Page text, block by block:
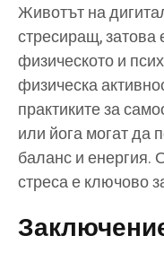
Животът на
стресиращ, затова
физическото и
физическа
практиките за
или йога могат да
баланс и енергия.
стреса е ключово